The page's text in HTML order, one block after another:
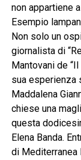
non appartiene
Esempio
Non solo un
giornalista di
Mantovani de
sua esperienza
Maddalena
chiese una
questa
Elena Banda.
di Mediterranea